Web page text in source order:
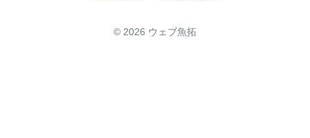
© 2026 ウェブ魚拓